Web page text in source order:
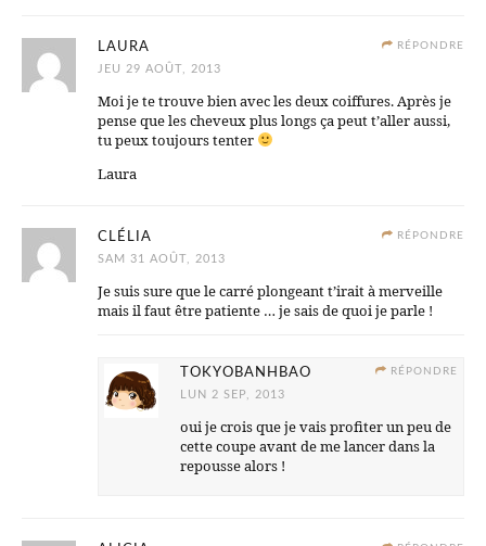
RÉPONDRE
LAURA
JEU 29 AOÛT, 2013
Moi je te trouve bien avec les deux coiffures. Après je
pense que les cheveux plus longs ça peut t’aller aussi,
tu peux toujours tenter
Laura
RÉPONDRE
CLÉLIA
SAM 31 AOÛT, 2013
Je suis sure que le carré plongeant t’irait à merveille
mais il faut être patiente … je sais de quoi je parle !
RÉPONDRE
TOKYOBANHBAO
LUN 2 SEP, 2013
oui je crois que je vais profiter un peu de
cette coupe avant de me lancer dans la
repousse alors !